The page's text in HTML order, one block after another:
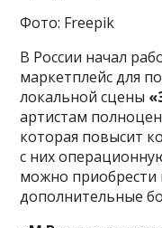
Фото: Freepik
В России начал
маркетплейс для
локальной сцены
артистам
которая повысит
с них
можно приобрести
дополнительные